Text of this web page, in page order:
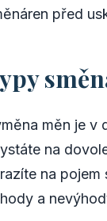
před
měn je v
na
na
a